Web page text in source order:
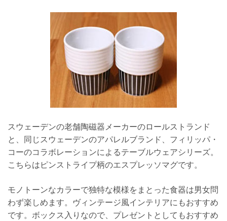
スウェーデンの老舗陶磁器メーカーのロールストランド
と、同じスウェーデンのアパレルブランド、フィリッパ・
コーのコラボレーションによるテーブルウェアシリーズ。
こちらはピンストライプ柄のエスプレッソマグです。
モノトーンなカラーで独特な模様をまとった食器は男女問
わず楽しめます。ヴィンテージ風インテリアにもおすすめ
です。ボックス入りなので、プレゼントとしてもおすすめ